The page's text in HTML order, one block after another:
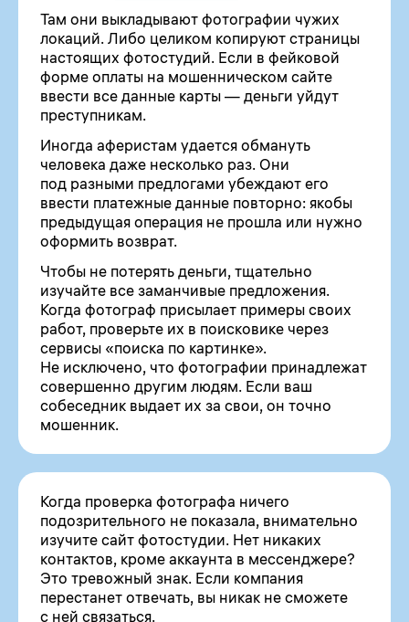
Там они выкладывают фотографии чужих
локаций. Либо целиком копируют страницы
настоящих фотостудий. Если в фейковой
форме оплаты на мошенническом сайте
ввести все данные карты — деньги уйдут
преступникам.
Иногда аферистам удается обмануть
человека даже несколько раз. Они
под разными предлогами убеждают его
ввести платежные данные повторно: якобы
предыдущая операция не прошла или нужно
оформить возврат.
Чтобы не потерять деньги, тщательно
изучайте все заманчивые предложения.
Когда фотограф присылает примеры своих
работ, проверьте их в поисковике через
сервисы «поиска по картинке».
Не исключено, что фотографии принадлежат
совершенно другим людям. Если ваш
собеседник выдает их за свои, он точно
мошенник.
Когда проверка фотографа ничего
подозрительного не показала, внимательно
изучите сайт фотостудии. Нет никаких
контактов, кроме аккаунта в мессенджере?
Это тревожный знак. Если компания
перестанет отвечать, вы никак не сможете
с ней связаться.